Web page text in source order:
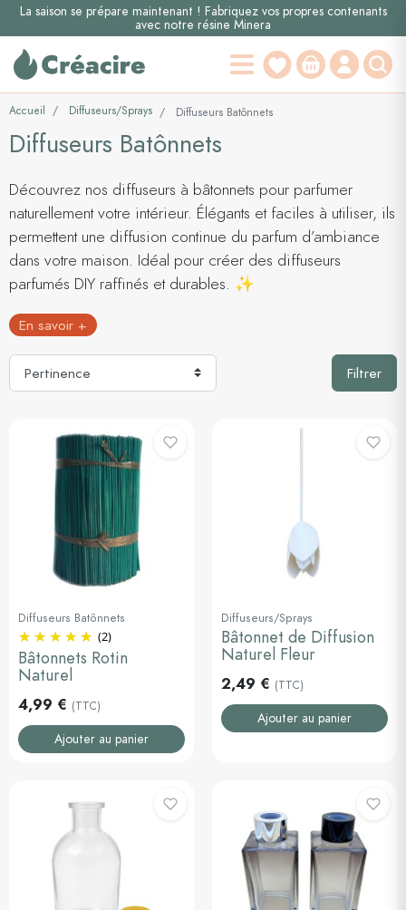
La saison se prépare maintenant ! Fabriquez vos propres contenants
avec notre résine Minera
Accueil Diffuseurs/Sprays Diffuseurs Batônnets
Diffuseurs Batônnets
Découvrez nos diffuseurs à bâtonnets pour parfumer
naturellement votre intérieur. Élégants et faciles à utiliser, ils
permettent une diffusion continue du parfum d’ambiance
dans votre maison. Idéal pour créer des diffuseurs
parfumés DIY raffinés et durables. ✨
En savoir +
Filtrer
Diffuseurs Batônnets
(2)
Bâtonnets Rotin
Naturel
4,99 € (TTC)
Ajouter au panier
Diffuseurs/Sprays
Bâtonnet de Diffusion
Naturel Fleur
2,49 € (TTC)
Ajouter au panier